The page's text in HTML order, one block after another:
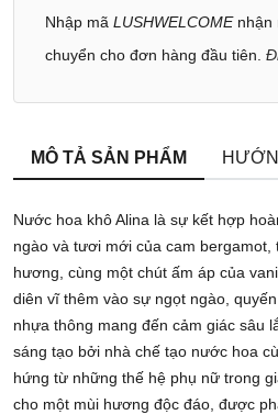
Nhập mã LUSHWELCOMEnhận
chuyển cho đơn hàng đầu tiên.
MÔ TẢ SẢN PHẨM
Nước hoa khô Alina là sự kết hợp
ngào và tươi mới của cam bergamot,
hương, cùng một chút ấm áp của
diên vĩ thêm vào sự ngọt ngào,
nhựa thông mang đến cảm giác sâu
sáng tạo bởi nhà chế tạo nước hoa
hứng từ những thế hệ phụ nữ trong
cho một mùi hương độc đáo, được